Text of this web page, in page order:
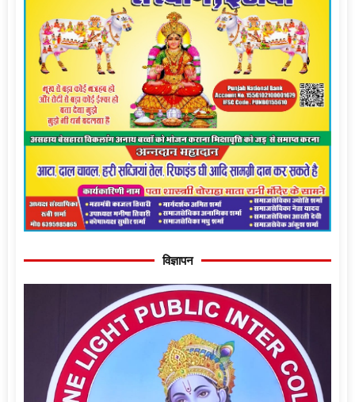
विज्ञापन